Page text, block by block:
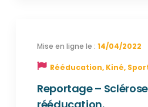
14/04/2022
Rééducation, Kiné,
Reportage –